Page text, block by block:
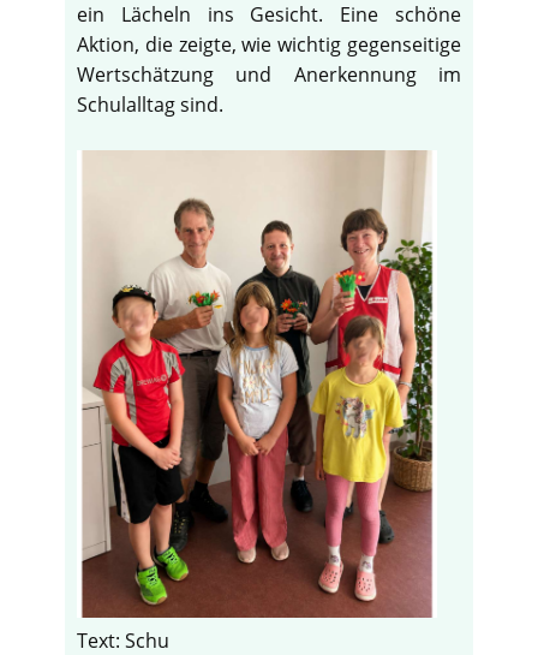
ein Lächeln ins Gesicht. Eine schöne
Aktion, die zeigte, wie wichtig gegenseitige
Wertschätzung und Anerkennung im
Schulalltag sind.
Text: Schu